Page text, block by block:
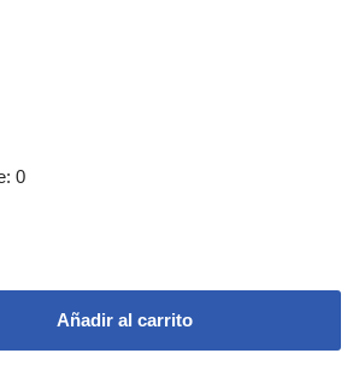
0
Añadir al carrito